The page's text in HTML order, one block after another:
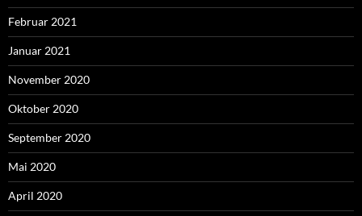
Februar 2021
Januar 2021
November 2020
Oktober 2020
September 2020
Mai 2020
April 2020